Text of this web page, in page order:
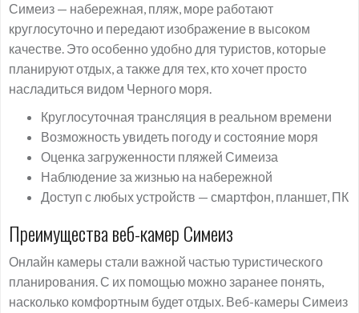
Симеиз — набережная, пляж, море работают
круглосуточно и передают изображение в высоком
качестве. Это особенно удобно для туристов, которые
планируют отдых, а также для тех, кто хочет просто
насладиться видом Черного моря.
Круглосуточная трансляция в реальном времени
Возможность увидеть погоду и состояние моря
Оценка загруженности пляжей Симеиза
Наблюдение за жизнью на набережной
Доступ с любых устройств — смартфон, планшет, ПК
Преимущества веб-камер Симеиз
Онлайн камеры стали важной частью туристического
планирования. С их помощью можно заранее понять,
насколько комфортным будет отдых. Веб-камеры Симеиз